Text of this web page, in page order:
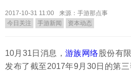
2017-10-31 11:00
来源：手游那点事
今日关注
手游新闻 资本动态
10月31日消息， 游族网络 股份有
发布了截至2017年9月30日的第